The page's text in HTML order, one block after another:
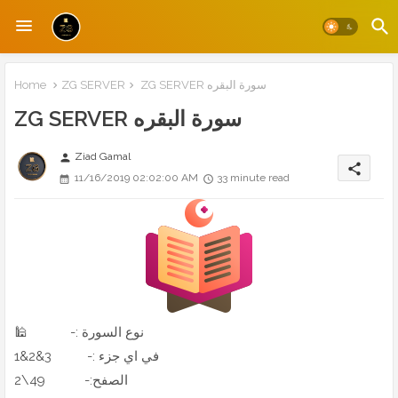
Home ZG SERVER ZG SERVER سورة البقره
ZG SERVER سورة البقره
person Ziad Gamal
11/16/2019 02:02:00 AM
33 minute read
share
🕌 -: نوع السورة
1&2&3 -: في اي جزء
2\49 -:الصفح